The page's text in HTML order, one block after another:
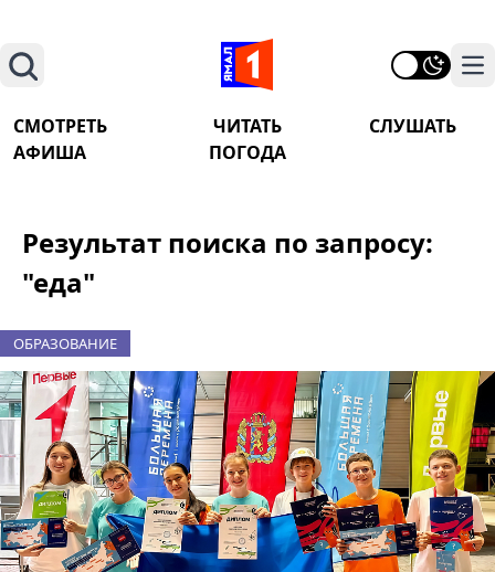
Поиск
СМОТРЕТЬ ЧИТАТЬ
СЛУШАТЬ
АФИША
ПОГОДА
Результат поиска по запросу:
"еда"
ОБРАЗОВАНИЕ